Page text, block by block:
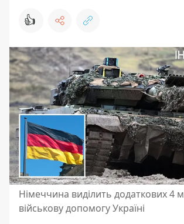
👍
Німеччина виділить додаткових 4
військову допомогу Україні